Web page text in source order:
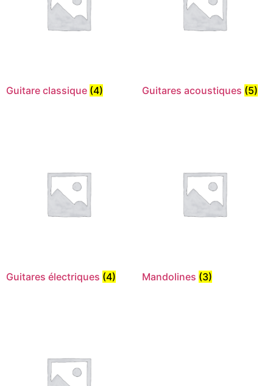
Guitare classique (4) Guitares acoustiques (5)
Guitares électriques (4) Mandolines (3)